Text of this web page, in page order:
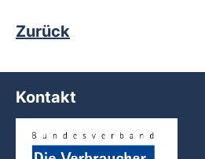
Zurück
Kontakt